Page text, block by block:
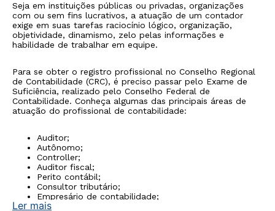
Seja em instituições públicas ou privadas, organizações
com ou sem fins lucrativos, a atuação de um contador
exige em suas tarefas raciocínio lógico, organização,
objetividade, dinamismo, zelo pelas informações e
habilidade de trabalhar em equipe.
Para se obter o registro profissional no Conselho Regional
de Contabilidade (CRC), é preciso passar pelo Exame de
Suficiência, realizado pelo Conselho Federal de
Contabilidade. Conheça algumas das principais áreas de
atuação do profissional de contabilidade:
Auditor;
Autônomo;
Controller;
Auditor fiscal;
Perito contábil;
Consultor tributário;
Empresário de contabilidade;
Membro de conselho fiscal e de administração;
Ler mais